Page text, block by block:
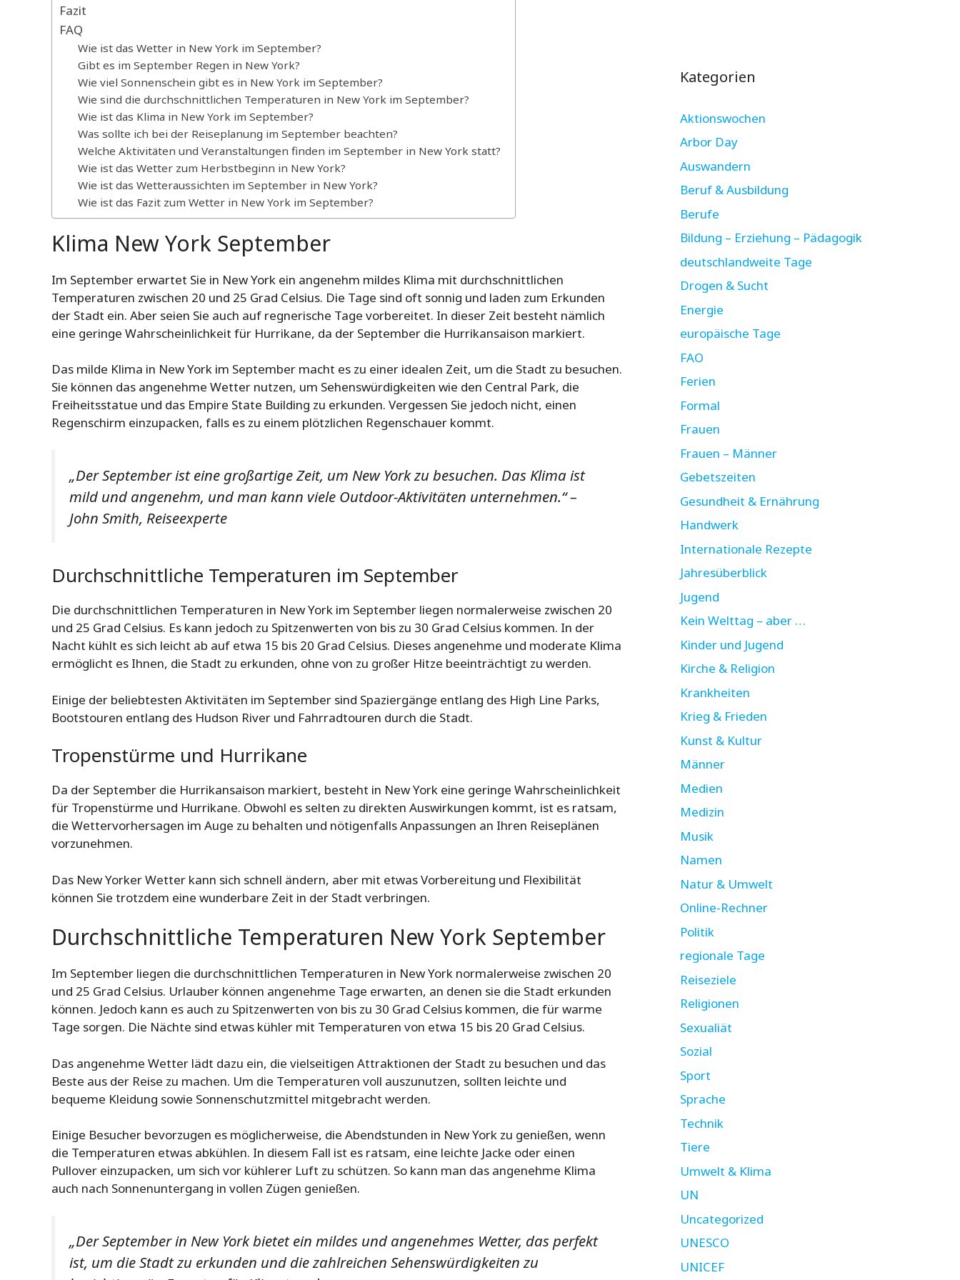
Fazit
FAQ
Wie ist das Wetter in New York im September?
Gibt es im September Regen in New York?
Wie viel Sonnenschein gibt es in New York im September?
Wie sind die durchschnittlichen Temperaturen in New York im September?
Wie ist das Klima in New York im September?
Was sollte ich bei der Reiseplanung im September beachten?
Welche Aktivitäten und Veranstaltungen finden im September in New York statt?
Wie ist das Wetter zum Herbstbeginn in New York?
Wie ist das Wetteraussichten im September in New York?
Wie ist das Fazit zum Wetter in New York im September?
Klima New York September
Im September erwartet Sie in New York ein angenehm mildes Klima mit durchschnittlichen
Temperaturen zwischen 20 und 25 Grad Celsius. Die Tage sind oft sonnig und laden zum Erkunden
der Stadt ein. Aber seien Sie auch auf regnerische Tage vorbereitet. In dieser Zeit besteht nämlich
eine geringe Wahrscheinlichkeit für Hurrikane, da der September die Hurrikansaison markiert.
Das milde Klima in New York im September macht es zu einer idealen Zeit, um die Stadt zu besuchen.
Sie können das angenehme Wetter nutzen, um Sehenswürdigkeiten wie den Central Park, die
Freiheitsstatue und das Empire State Building zu erkunden. Vergessen Sie jedoch nicht, einen
Regenschirm einzupacken, falls es zu einem plötzlichen Regenschauer kommt.
„Der September ist eine großartige Zeit, um New York zu besuchen. Das Klima ist
mild und angenehm, und man kann viele Outdoor-Aktivitäten unternehmen.“ –
John Smith, Reiseexperte
Durchschnittliche Temperaturen im September
Die durchschnittlichen Temperaturen in New York im September liegen normalerweise zwischen 20
und 25 Grad Celsius. Es kann jedoch zu Spitzenwerten von bis zu 30 Grad Celsius kommen. In der
Nacht kühlt es sich leicht ab auf etwa 15 bis 20 Grad Celsius. Dieses angenehme und moderate Klima
ermöglicht es Ihnen, die Stadt zu erkunden, ohne von zu großer Hitze beeinträchtigt zu werden.
Einige der beliebtesten Aktivitäten im September sind Spaziergänge entlang des High Line Parks,
Bootstouren entlang des Hudson River und Fahrradtouren durch die Stadt.
Tropenstürme und Hurrikane
Da der September die Hurrikansaison markiert, besteht in New York eine geringe Wahrscheinlichkeit
für Tropenstürme und Hurrikane. Obwohl es selten zu direkten Auswirkungen kommt, ist es ratsam,
die Wettervorhersagen im Auge zu behalten und nötigenfalls Anpassungen an Ihren Reiseplänen
vorzunehmen.
Das New Yorker Wetter kann sich schnell ändern, aber mit etwas Vorbereitung und Flexibilität
können Sie trotzdem eine wunderbare Zeit in der Stadt verbringen.
Durchschnittliche Temperaturen New York September
Im September liegen die durchschnittlichen Temperaturen in New York normalerweise zwischen 20
und 25 Grad Celsius. Urlauber können angenehme Tage erwarten, an denen sie die Stadt erkunden
können. Jedoch kann es auch zu Spitzenwerten von bis zu 30 Grad Celsius kommen, die für warme
Tage sorgen. Die Nächte sind etwas kühler mit Temperaturen von etwa 15 bis 20 Grad Celsius.
Das angenehme Wetter lädt dazu ein, die vielseitigen Attraktionen der Stadt zu besuchen und das
Beste aus der Reise zu machen. Um die Temperaturen voll auszunutzen, sollten leichte und
bequeme Kleidung sowie Sonnenschutzmittel mitgebracht werden.
Einige Besucher bevorzugen es möglicherweise, die Abendstunden in New York zu genießen, wenn
die Temperaturen etwas abkühlen. In diesem Fall ist es ratsam, eine leichte Jacke oder einen
Pullover einzupacken, um sich vor kühlerer Luft zu schützen. So kann man das angenehme Klima
auch nach Sonnenuntergang in vollen Zügen genießen.
„Der September in New York bietet ein mildes und angenehmes Wetter, das perfekt
ist, um die Stadt zu erkunden und die zahlreichen Sehenswürdigkeiten zu
Kategorien
Aktionswochen
Arbor Day
Auswandern
Beruf & Ausbildung
Berufe
Bildung – Erziehung – Pädagogik
deutschlandweite Tage
Drogen & Sucht
Energie
europäische Tage
FAO
Ferien
Formal
Frauen
Frauen – Männer
Gebetszeiten
Gesundheit & Ernährung
Handwerk
Internationale Rezepte
Jahresüberblick
Jugend
Kein Welttag – aber …
Kinder und Jugend
Kirche & Religion
Krankheiten
Krieg & Frieden
Kunst & Kultur
Männer
Medien
Medizin
Musik
Namen
Natur & Umwelt
Online-Rechner
Politik
regionale Tage
Reiseziele
Religionen
Sexualiät
Sozial
Sport
Sprache
Technik
Tiere
Umwelt & Klima
UN
Uncategorized
UNESCO
UNICEF